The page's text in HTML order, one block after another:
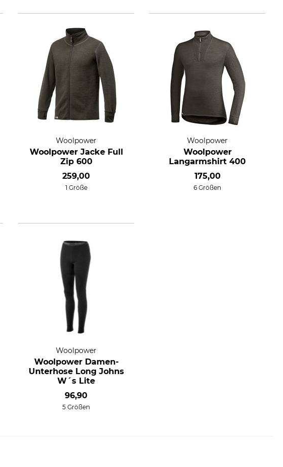
Woolpower
Woolpower Jacke Full
Zip 600
259,00
1 Größe
Woolpower
Woolpower
Langarmshirt 400
175,00
6 Größen
Woolpower
Woolpower Damen-
Unterhose Long Johns
W´s Lite
96,90
5 Größen